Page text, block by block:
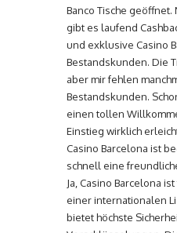
Banco Tische
gibt es laufend
und exklusive Casino
Bestandskunden. Die
aber mir fehlen
Bestandskunden.
einen tollen
Einstieg wirklich
Casino Barcelona ist
schnell eine
Ja, Casino Barcelona
einer internationalen
bietet höchste